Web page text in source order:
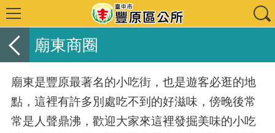
廟東商圈
廟東是豐原最著名的小吃街，也是遊客必逛的地
點，這裡有許多別處吃不到的好滋味，傍晚後常
常是人聲鼎沸，歡迎大家來這裡發掘美味的小吃